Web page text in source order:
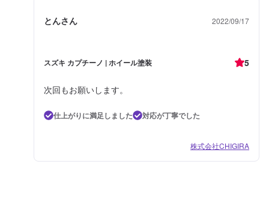
とんさん 2022/09/17
スズキ カプチーノ | ホイール塗装 5
次回もお願いします。
仕上がりに満足しました 対応が丁寧でした
株式会社CHIGIRA